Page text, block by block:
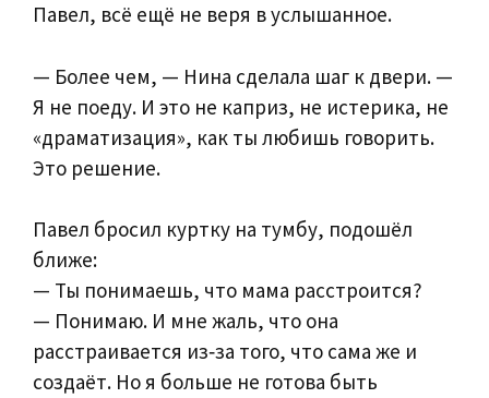
Павел, всё ещё не веря в услышанное.
— Более чем, — Нина сделала шаг к двери. —
Я не поеду. И это не каприз, не истерика, не
«драматизация», как ты любишь говорить.
Это решение.
Павел бросил куртку на тумбу, подошёл
ближе:
— Ты понимаешь, что мама расстроится?
— Понимаю. И мне жаль, что она
расстраивается из‑за того, что сама же и
создаёт. Но я больше не готова быть